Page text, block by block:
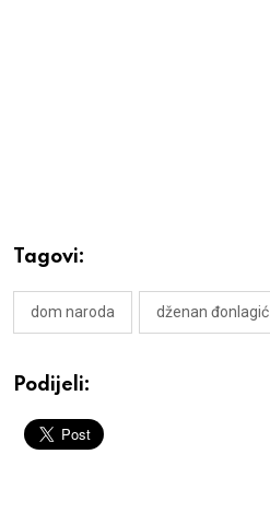
Tagovi:
dom naroda dženan đonlagić
Podijeli: